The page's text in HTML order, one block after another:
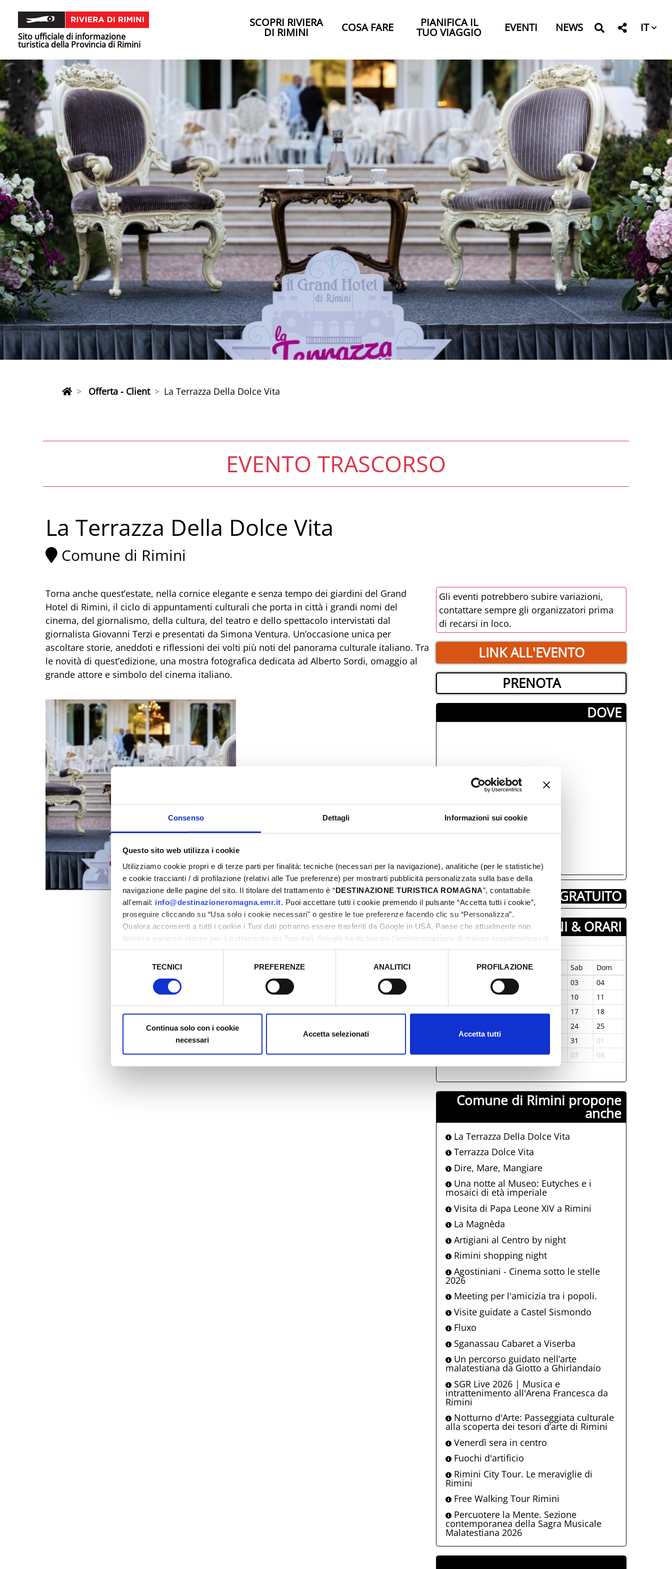
Consenso Dettagli Informazioni sui cookie
Questo sito web utilizza i cookie
Utilizziamo cookie propri e di terze parti per finalità: tecniche (necessari per la navigazione), analitiche (per le statistiche)
e cookie traccianti / di profilazione (relativi alle Tue preferenze) per mostrarti pubblicità personalizzata sulla base della
navigazione delle pagine del sito. Il titolare del trattamento è “DESTINAZIONE TURISTICA ROMAGNA”, contattabile
all'email: info@destinazioneromagna.emr.it. Puoi accettare tutti i cookie premendo il pulsante “Accetta tutti i cookie”,
proseguire cliccando su “Usa solo i cookie necessari" o gestire le tue preferenze facendo clic su “Personalizza”.
Qualora acconsenti a tutti i cookie i Tuoi dati potranno essere trasferiti da Google in USA, Paese che attualmente non
fornisce garanzie idonee per il trattamento dei Tuoi dati. Google ha dichiarato l’implementazione di misure supplementari di
sicurezza a Tutela dei navigatori, che abbiamo valutato essere sufficienti.
TECNICI PREFERENZE ANALITICI PROFILAZIONE
Continua solo con i cookie
necessari
Accetta selezionati Accetta tutti
Sito ufficiale di informazione
turistica della Provincia di Rimini
SCOPRI RIVIERA
DI RIMINI COSA FARE PIANIFICA IL
TUO VIAGGIO EVENTI NEWS IT
Offerta - Client La Terrazza Della Dolce Vita
EVENTO TRASCORSO
La Terrazza Della Dolce Vita
Comune di Rimini
Torna anche quest’estate, nella cornice elegante e senza tempo dei giardini del Grand
Hotel di Rimini, il ciclo di appuntamenti culturali che porta in città i grandi nomi del
cinema, del giornalismo, della cultura, del teatro e dello spettacolo intervistati dal
giornalista Giovanni Terzi e presentati da Simona Ventura. Un’occasione unica per
ascoltare storie, aneddoti e riflessioni dei volti più noti del panorama culturale italiano. Tra
le novità di quest’edizione, una mostra fotografica dedicata ad Alberto Sordi, omaggio al
grande attore e simbolo del cinema italiano.
Gli eventi potrebbero subire variazioni,
contattare sempre gli organizzatori prima
di recarsi in loco.
LINK ALL'EVENTO
PRENOTA
­DOVE
GRATUITO
GIORNI & ORARI
Gennaio-1970
Mar Mer Gio Sab
Dom
31 03
04
07 10
11
12
13 14 15 16 17
18
24
25
31
01
02
03 04 05 06 07 08
Comune di Rimini propone
anche
La Terrazza Della Dolce Vita
Terrazza Dolce Vita
Dire, Mare, Mangiare
Una notte al Museo: Eutyches e i
mosaici di età imperiale
Visita di Papa Leone XIV a Rimini
La Magnèda
Artigiani al Centro by night
Rimini shopping night
Agostiniani - Cinema sotto le stelle
2026
Meeting per l'amicizia tra i popoli.
Visite guidate a Castel Sismondo
Fluxo
Sganassau Cabaret a Viserba
Un percorso guidato nell’arte
malatestiana da Giotto a Ghirlandaio
SGR Live 2026 | Musica e
intrattenimento all'Arena Francesca da
Rimini
Notturno d'Arte: Passeggiata culturale
alla scoperta dei tesori d’arte di Rimini
Venerdì sera in centro
Fuochi d'artificio
Rimini City Tour. Le meraviglie di
Rimini
Free Walking Tour Rimini
Percuotere la Mente. Sezione
contemporanea della Sagra Musicale
Malatestiana 2026